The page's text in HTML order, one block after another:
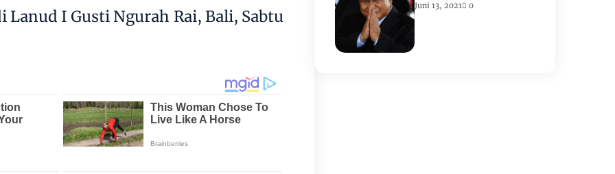
Lanud I Gusti Ngurah Rai, Bali, Sabtu
Juni 13, 2021 0